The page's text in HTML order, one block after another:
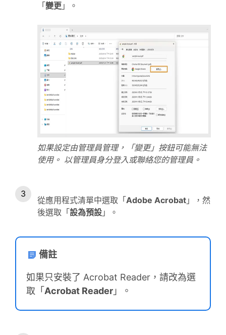
「 變更 」。
如果設定由管理員管理，「變更」按鈕可能無法
使用。 以管理員身分登入或聯絡您的管理員。
從應用程式清單中選取「Adobe Acrobat 」，然
後選取「設為預設 」。
備註
如果只安裝了 Acrobat Reader，請改為選
取「Acrobat Reader 」。